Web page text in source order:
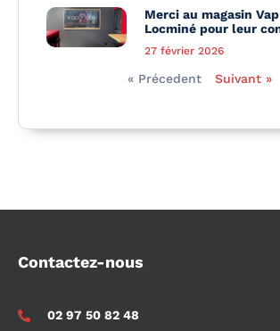
Merci au magasin
Locminé pour leur
27 février 2026
« Précedent Suivant »
Contactez-nous
02 97 50 82 48